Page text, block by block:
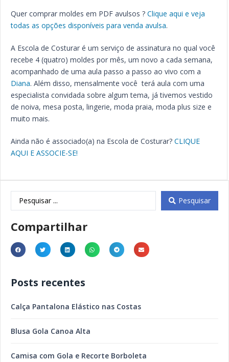
Quer comprar moldes em PDF avulsos ? Clique aqui e veja
todas as opções disponíveis para venda avulsa.
A Escola de Costurar é um serviço de assinatura no qual você
recebe 4 (quatro) moldes por mês, um novo a cada semana,
acompanhado de uma aula passo a passo ao vivo com a
Diana. Além disso, mensalmente você terá aula com uma
especialista convidada sobre algum tema, já tivemos vestido
de noiva, mesa posta, lingerie, moda praia, moda plus size e
muito mais.
Ainda não é associado(a) na Escola de Costurar? CLIQUE
AQUI E ASSOCIE-SE!
Pesquisar
Compartilhar
Posts recentes
Calça Pantalona Elástico nas Costas
Blusa Gola Canoa Alta
Camisa com Gola e Recorte Borboleta